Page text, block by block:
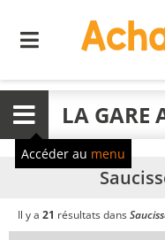
Menu
Menu LA GARE
Accéder au menu
Il y a 21 résultats dans